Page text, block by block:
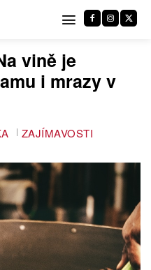
vině je
i mrazy v
ZAJÍMAVOSTI